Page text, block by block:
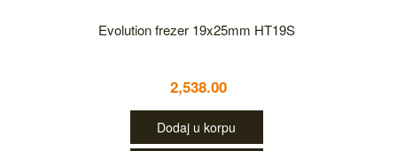
Evolution frezer 19x25mm HT19S
2,538.00
Dodaj u korpu